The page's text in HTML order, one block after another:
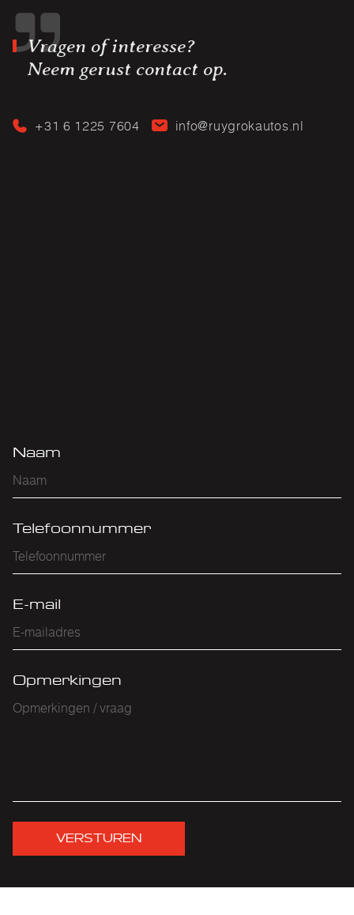
Vragen of interesse?
Neem gerust contact op.
+31 6 1225 7604 info@ruygrokautos.nl
Naam
Telefoonnummer
E-mail
Opmerkingen
VERSTUREN